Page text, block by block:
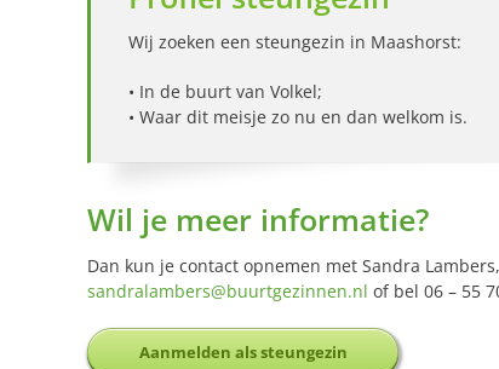
Wij zoeken een steungezin in Maashorst:
• In de buurt van Volkel;
• Waar dit meisje zo nu en dan welkom is.
Wil je meer informatie?
Dan kun je contact opnemen met Sandra
sandralambers@buurtgezinnen.nl of bel 06 – 55
Aanmelden als steungezin